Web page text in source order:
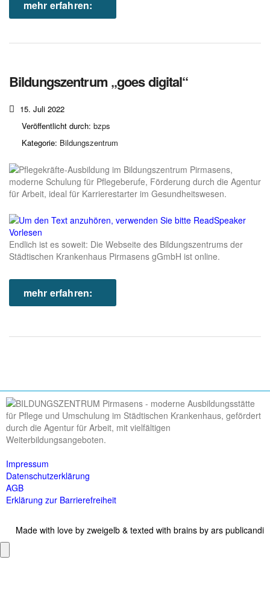
mehr erfahren:
Bildungszentrum „goes digital“
15. Juli 2022
Veröffentlicht durch: bzps
Kategorie: Bildungszentrum
Vorlesen
Endlich ist es soweit: Die Webseite des Bildungszentrums der
Städtischen Krankenhaus Pirmasens gGmbH ist online.
mehr erfahren:
Impressum
Datenschutzerklärung
AGB
Erklärung zur Barrierefreiheit
Made with love by zweigelb & texted with brains by ars publicandi